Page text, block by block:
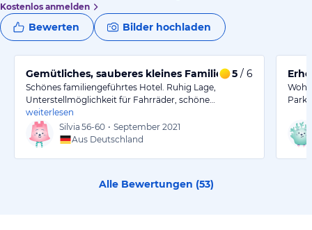
Kostenlos anmelden
Bewerten Bilder hochladen
Gemütliches, sauberes kleines Familienunternehmen.
5 / 6
Schönes familiengeführtes Hotel. Ruhig Lage,
Unterstellmöglichkeit für Fahrräder, schöne…
weiterlesen
Silvia 56-60 • September 2021
Aus Deutschland
Alle Bewertungen (53)